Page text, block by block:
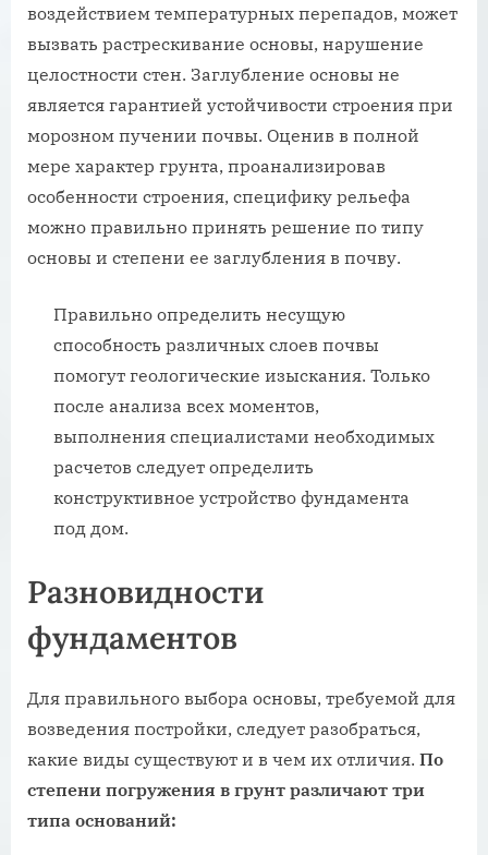
воздействием температурных перепадов, может
вызвать растрескивание основы, нарушение
целостности стен. Заглубление основы не
является гарантией устойчивости строения при
морозном пучении почвы. Оценив в полной
мере характер грунта, проанализировав
особенности строения, специфику рельефа
можно правильно принять решение по типу
основы и степени ее заглубления в почву.
Правильно определить несущую
способность различных слоев почвы
помогут геологические изыскания. Только
после анализа всех моментов,
выполнения специалистами необходимых
расчетов следует определить
конструктивное устройство фундамента
под дом.
Разновидности
фундаментов
Для правильного выбора основы, требуемой для
возведения постройки, следует разобраться,
какие виды существуют и в чем их отличия. По
степени погружения в грунт различают три
типа оснований: